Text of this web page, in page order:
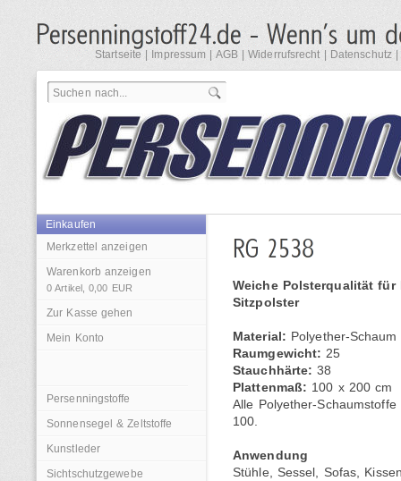
Startseite| Impressum AGB|Widerrufsrecht| Datenschutz
Einkaufen
Merkzettel anzeigen
Warenkorb anzeigen
0 Artikel,0,00 EUR
Zur Kasse gehen
Mein Konto
Persenningstoffe
Sonnensegel & Zeltstoffe
Kunstleder
Sichtschutzgewebe
Weiche Polsterqualität für
Sitzpolster
Material: Polyether-Schaum
Raumgewicht:25
Stauchhärte: 38
Plattenmaß: 100 x 200 cm
Alle Polyether-
100.
Anwendung
Stühle, Sessel, Sofas,